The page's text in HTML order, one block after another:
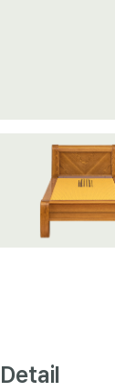
Detail